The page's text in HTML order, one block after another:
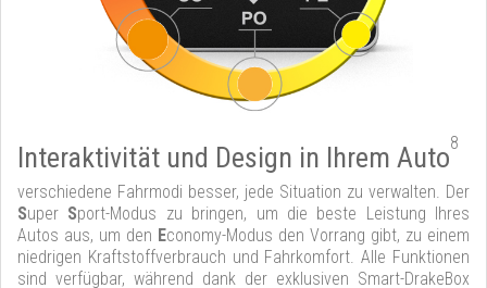
Interaktivität und Design in Ihrem Auto8
verschiedene Fahrmodi besser, jede Situation zu verwalten. Der
Super Sport-Modus zu bringen, um die beste Leistung Ihres
Autos aus, um den Economy-Modus den Vorrang gibt, zu einem
niedrigen Kraftstoffverbrauch und Fahrkomfort. Alle Funktionen
sind verfügbar, während dank der exklusiven Smart-DrakeBox